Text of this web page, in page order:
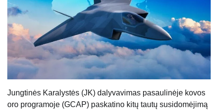
Jungtinės Karalystės (JK) dalyvavimas pasaulinėje kovos
oro programoje (GCAP) paskatino kitų tautų susidomėjimą